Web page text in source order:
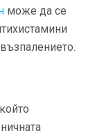
може да се